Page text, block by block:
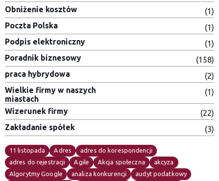
Obniżenie kosztów
(1)
Poczta Polska
(1)
Podpis elektroniczny
(1)
Poradnik biznesowy
(158)
praca hybrydowa
(2)
Wielkie firmy w naszych
miastach
(1)
Wizerunek firmy
(22)
Zakładanie spółek
(3)
11 listopada Adres
adres do korespondencji
adres do rejestracji
Agile Akcja społeczna
akcyza
Algorytmy Google
analiza konkurencji
audyt podatkowy